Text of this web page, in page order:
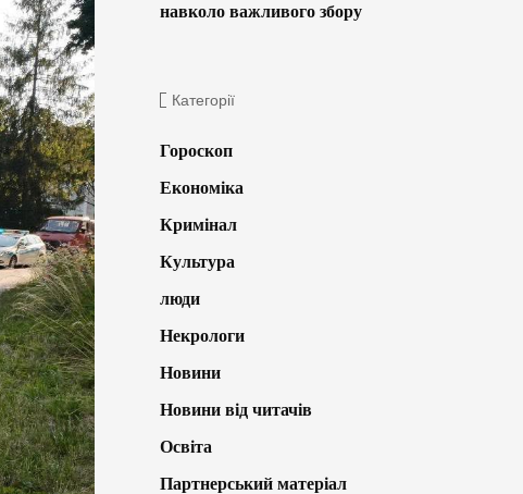
навколо важливого збору
Категорії
Гороскоп
Економіка
Кримінал
Культура
люди
Некрологи
Новини
Новини від читачів
Освіта
Партнерський матеріал